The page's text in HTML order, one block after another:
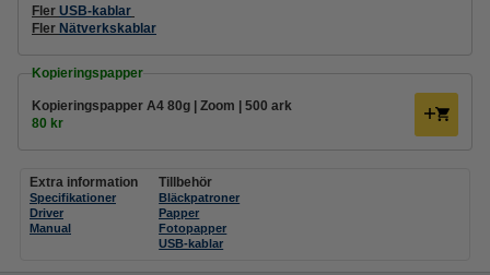
Fler USB-kablar
Fler Nätverkskablar
Kopieringspapper
Kopieringspapper A4 80g | Zoom | 500 ark
80 kr
Extra information
Specifikationer
Driver
Manual
Tillbehör
Bläckpatroner
Papper
Fotopapper
USB-kablar